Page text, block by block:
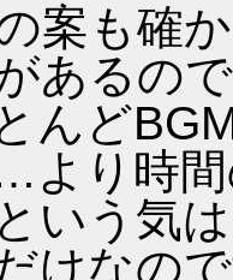
案も確
あるの
んど
り時間
いう気
けなの